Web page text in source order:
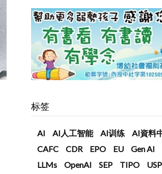
标签
AI AI人工智能 AI训练
AI資料
CAFC
CDR EPO EU Gen AI
LLMs
OpenAI SEP TIPO